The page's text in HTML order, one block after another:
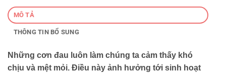
MÔ TẢ
THÔNG TIN BỔ SUNG
Những cơn đau luôn làm chúng ta cảm thấy khó
chịu và mệt mỏi. Điều này ảnh hưởng tới sinh hoạt